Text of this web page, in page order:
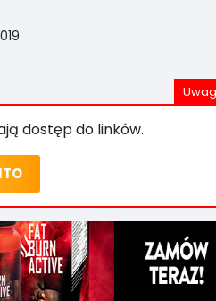
dostęp do linków.